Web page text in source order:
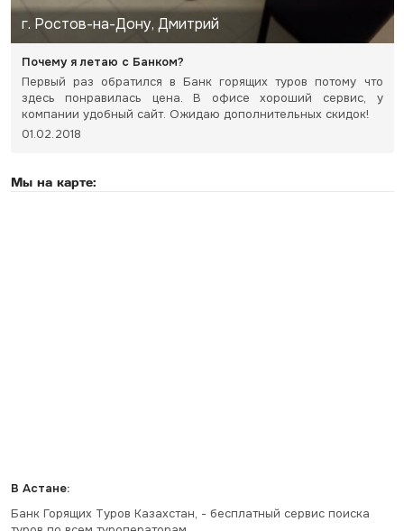
г. Ростов-на-Дону, Дмитрий
Почему я летаю с Банком?
Первый раз обратился в Банк горящих туров потому что
здесь понравилась цена. В офисе хороший сервис, у
компании удобный сайт. Ожидаю дополнительных скидок!
01.02.2018
Мы на карте:
В Астане:
Банк Горящих Туров Казахстан, - бесплатный сервис поиска